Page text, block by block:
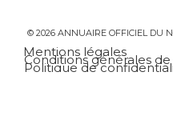
© 2026 ANNUAIRE OFFICIEL DU
Mentions légales
Conditions générales
Politique de